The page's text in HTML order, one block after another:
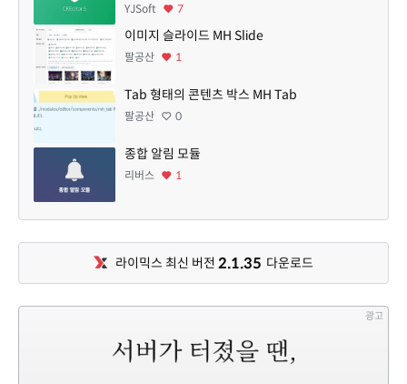
YJSoft 7
이미지 슬라이드 MH Slide
팔공산 1
Tab 형태의 콘텐츠 박스 MH Tab
팔공산 0
종합 알림 모듈
리버스 1
라이믹스 최신 버전 2.1.35 다운로드
광고